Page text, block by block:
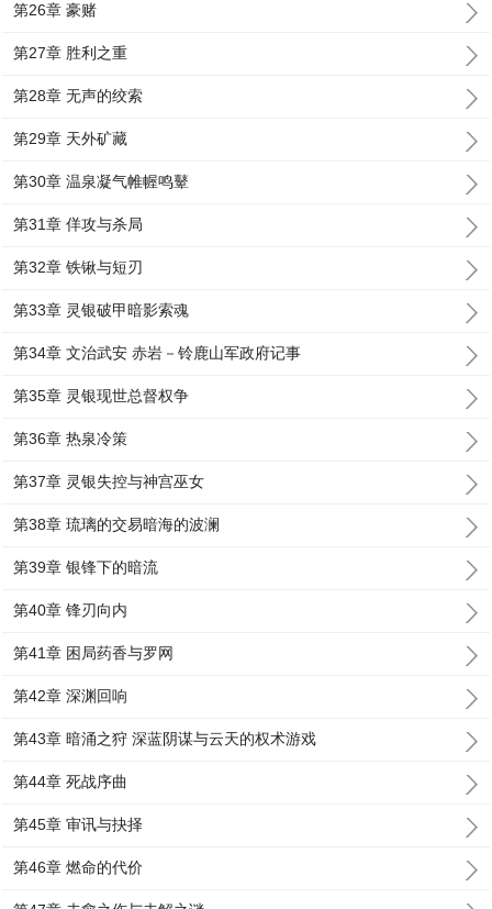
第26章 豪赌
第27章 胜利之重
第28章 无声的绞索
第29章 天外矿藏
第30章 温泉凝气帷幄鸣鼙
第31章 佯攻与杀局
第32章 铁锹与短刃
第33章 灵银破甲暗影索魂
第34章 文治武安 赤岩－铃鹿山军政府记事
第35章 灵银现世总督权争
第36章 热泉冷策
第37章 灵银失控与神宫巫女
第38章 琉璃的交易暗海的波澜
第39章 银锋下的暗流
第40章 锋刃向内
第41章 困局药香与罗网
第42章 深渊回响
第43章 暗涌之狩 深蓝阴谋与云天的权术游戏
第44章 死战序曲
第45章 审讯与抉择
第46章 燃命的代价